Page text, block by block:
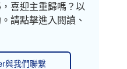
喜迎主重歸嗎？以
請點擊進入閲讀、
與我們聯繫